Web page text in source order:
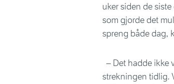
uker siden de
som gjorde det
spreng både dag,
– Det hadde ikke
strekningen tidlig.